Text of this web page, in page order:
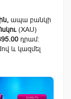
ապա բանկի
(XAU)
դրամ:
և կազմել